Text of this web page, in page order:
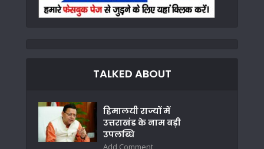
TALKED ABOUT
हिमालयी राज्यों में
उत्तराखंड के नाम बड़ी
उपलब्धि
Add Comment